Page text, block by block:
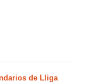
de Lliga